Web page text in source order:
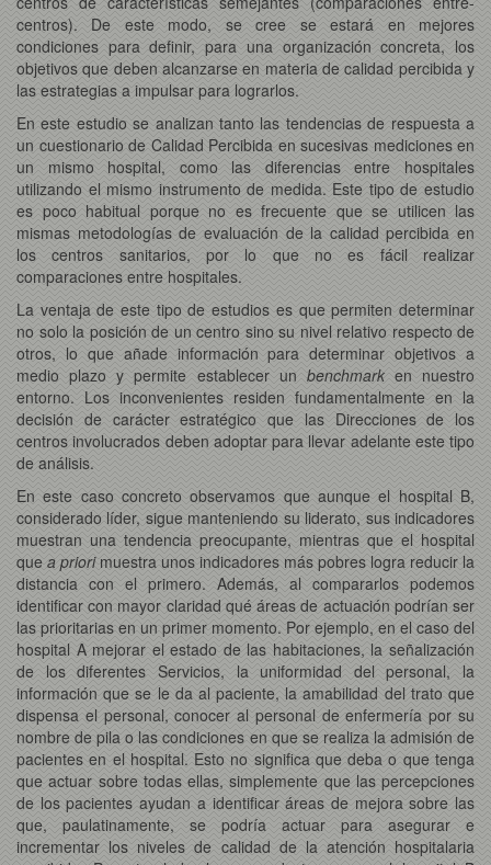
centros). De este modo, se cree se estará en mejores
condiciones para definir, para una organización concreta, los
objetivos que deben alcanzarse en materia de calidad percibida y
las estrategias a impulsar para lograrlos.
En este estudio se analizan tanto las tendencias de respuesta a
un cuestionario de Calidad Percibida en sucesivas mediciones en
un mismo hospital, como las diferencias entre hospitales
utilizando el mismo instrumento de medida. Este tipo de estudio
es poco habitual porque no es frecuente que se utilicen las
mismas metodologías de evaluación de la calidad percibida en
los centros sanitarios, por lo que no es fácil realizar
comparaciones entre hospitales.
La ventaja de este tipo de estudios es que permiten determinar
no solo la posición de un centro sino su nivel relativo respecto de
otros, lo que añade información para determinar objetivos a
medio plazo y permite establecer un benchmarken nuestro
entorno. Los inconvenientes residen fundamentalmente en la
decisión de carácter estratégico que las Direcciones de los
centros involucrados deben adoptar para llevar adelante este tipo
de análisis.
En este caso concreto observamos que aunque el hospital B,
considerado líder, sigue manteniendo su liderato, sus indicadores
muestran una tendencia preocupante, mientras que el hospital
que a priorimuestra unos indicadores más pobres logra reducir la
distancia con el primero. Además, al compararlos podemos
identificar con mayor claridad qué áreas de actuación podrían ser
las prioritarias en un primer momento. Por ejemplo, en el caso del
hospital A mejorar el estado de las habitaciones, la señalización
de los diferentes Servicios, la uniformidad del personal, la
información que se le da al paciente, la amabilidad del trato que
dispensa el personal, conocer al personal de enfermería por su
nombre de pila o las condiciones en que se realiza la admisión de
pacientes en el hospital. Esto no significa que deba o que tenga
que actuar sobre todas ellas, simplemente que las percepciones
de los pacientes ayudan a identificar áreas de mejora sobre las
que, paulatinamente, se podría actuar para asegurar e
incrementar los niveles de calidad de la atención hospitalaria